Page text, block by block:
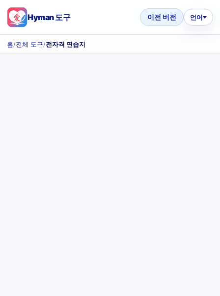
Hyman 도구 이전 버전 언어
홈/전체 도구/전자격 연습지